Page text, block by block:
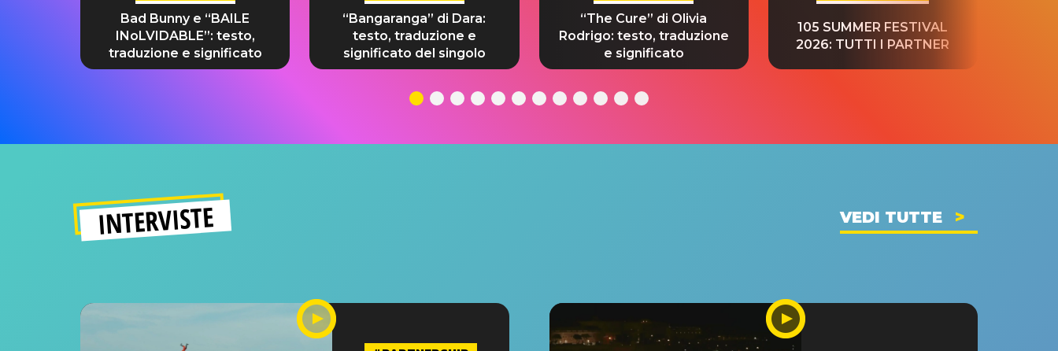
Bad Bunny e “BAILE
INoLVIDABLE”: testo,
traduzione e significato
“Bangaranga” di Dara:
testo, traduzione e
significato del singolo
“The Cure” di Olivia
Rodrigo: testo, traduzione
e significato
105 SUMMER FESTIVAL
2026: TUTTI I PARTNER
INTERVISTE VEDI TUTTE